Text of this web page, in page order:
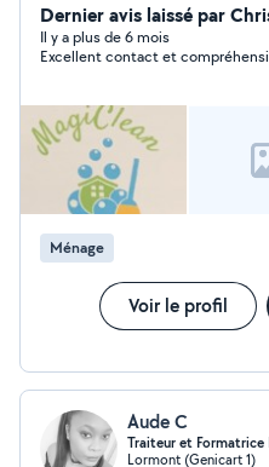
de bureaux ,industrie,
(terrasses, maisons,
vitres, nettoyage apres
informations
Dernier avis laissé par
Il y a plus de 6 mois
Excellent contact et
Ménage
Voir le profil
Aude C
Traiteur et Formatrice
Lormont (Genicart 1)